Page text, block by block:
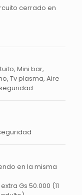
cerrado en
Mini bar,
Tv plasma, Aire
en la misma
Gs 50.000 (11